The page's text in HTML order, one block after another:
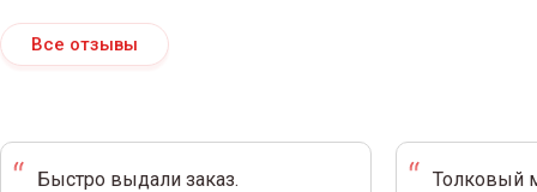
Все отзывы
Быстро выдали заказ.
Толковый